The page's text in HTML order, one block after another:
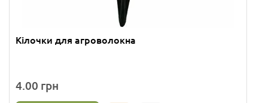
Кілочки для агроволокна
4.00 грн